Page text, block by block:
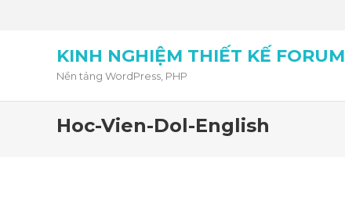
KINH NGHIỆM THIẾT KẾ FORUM
Nền tảng WordPress, PHP
Hoc-Vien-Dol-English